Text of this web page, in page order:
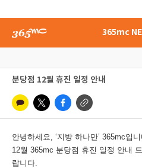
365mc
분당점 12월 휴진 일정 안내
안녕하세요, ‘지방 하나만’ 365mc입
12월 365mc 분당점 휴진 일정 안내
랍니다.